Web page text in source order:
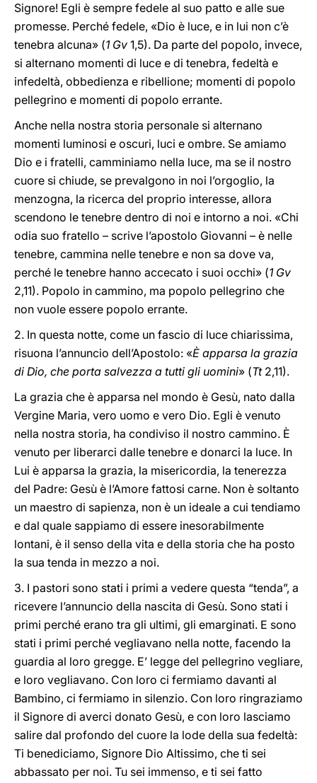
Signore! Egli è sempre fedele al suo patto e alle sue
promesse. Perché fedele, «Dio è luce, e in lui non c’è
tenebra alcuna» (1 Gv 1,5). Da parte del popolo, invece,
si alternano momenti di luce e di tenebra, fedeltà e
infedeltà, obbedienza e ribellione; momenti di popolo
pellegrino e momenti di popolo errante.
Anche nella nostra storia personale si alternano
momenti luminosi e oscuri, luci e ombre. Se amiamo
Dio e i fratelli, camminiamo nella luce, ma se il nostro
cuore si chiude, se prevalgono in noi l’orgoglio, la
menzogna, la ricerca del proprio interesse, allora
scendono le tenebre dentro di noi e intorno a noi. «Chi
odia suo fratello – scrive l’apostolo Giovanni – è nelle
tenebre, cammina nelle tenebre e non sa dove va,
perché le tenebre hanno accecato i suoi occhi» (1 Gv
2,11). Popolo in cammino, ma popolo pellegrino che
non vuole essere popolo errante.
2. In questa notte, come un fascio di luce chiarissima,
risuona l’annuncio dell’Apostolo: «È apparsa la grazia
di Dio, che porta salvezza a tutti gli uomini» (Tt2,11).
La grazia che è apparsa nel mondo è Gesù, nato dalla
Vergine Maria, vero uomo e vero Dio. Egli è venuto
nella nostra storia, ha condiviso il nostro cammino. È
venuto per liberarci dalle tenebre e donarci la luce. In
Lui è apparsa la grazia, la misericordia, la tenerezza
del Padre: Gesù è l’Amore fattosi carne. Non è soltanto
un maestro di sapienza, non è un ideale a cui tendiamo
e dal quale sappiamo di essere inesorabilmente
lontani, è il senso della vita e della storia che ha posto
la sua tenda in mezzo a noi.
3. I pastori sono stati i primi a vedere questa “tenda”, a
ricevere l’annuncio della nascita di Gesù. Sono stati i
primi perché erano tra gli ultimi, gli emarginati. E sono
stati i primi perché vegliavano nella notte, facendo la
guardia al loro gregge. E’ legge del pellegrino vegliare,
e loro vegliavano. Con loro ci fermiamo davanti al
Bambino, ci fermiamo in silenzio. Con loro ringraziamo
il Signore di averci donato Gesù, e con loro lasciamo
salire dal profondo del cuore la lode della sua fedeltà:
Ti benediciamo, Signore Dio Altissimo, che ti sei
abbassato per noi. Tu sei immenso, e ti sei fatto